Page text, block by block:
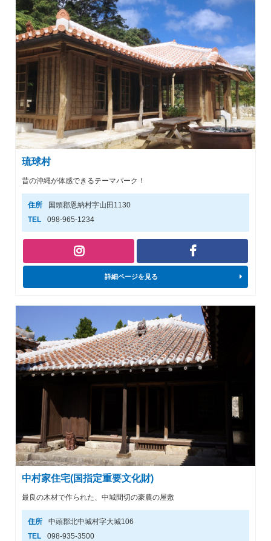
琉球村
昔の沖縄が体感できるテーマパーク！
住所
国頭郡恩納村字山田1130
TEL
098-965-1234
詳細ページを見る
中村家住宅(国指定重要文化財)
最良の木材で作られた、中城間切の豪農の屋敷
住所
中頭郡北中城村字大城106
TEL
098-935-3500